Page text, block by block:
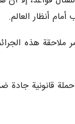
أنظار العالم.
ملاحقة هذه
قانونية جادة